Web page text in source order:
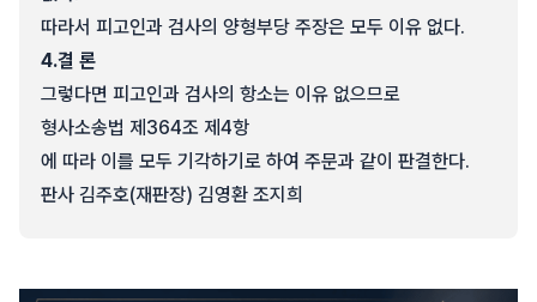
따라서 피고인과 검사의 양형부당 주장은 모두 이유 없다.
4.결 론
그렇다면 피고인과 검사의 항소는 이유 없으므로
형사소송법 제364조 제4항
에 따라 이를 모두 기각하기로 하여 주문과 같이 판결한다.
판사 김주호(재판장) 김영환 조지희